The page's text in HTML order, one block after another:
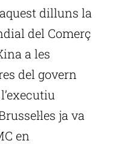
dilluns la
del Comerç
a les
del govern
ja va
en